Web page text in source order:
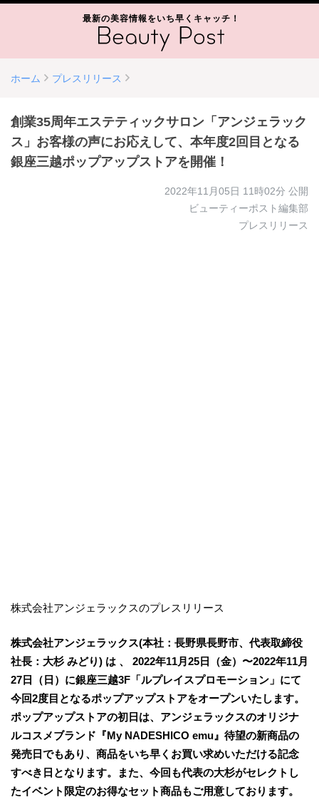
最新の美容情報をいち早くキャッチ！
ホーム プレスリリース
創業35周年エステティックサロン「アンジェラック
ス」お客様の声にお応えして、本年度2回目となる
銀座三越ポップアップストアを開催！
2022年11月05日 11時02分 公開
ビューティーポスト編集部
プレスリリース
株式会社アンジェラックスのプレスリリース
株式会社アンジェラックス(本社：長野県長野市、代表取締役
社長：大杉 みどり) は 、 2022年11月25日（金）〜2022年11月
27日（日）に銀座三越3F「ルプレイスプロモーション」にて
今回2度目となるポップアップストアをオープンいたします。
ポップアップストアの初日は、アンジェラックスのオリジナ
ルコスメブランド『My NADESHICO emu』待望の新商品の
発売日でもあり、商品をいち早くお買い求めいただける記念
すべき日となります。また、今回も代表の大杉がセレクトし
たイベント限定のお得なセット商品もご用意しております。